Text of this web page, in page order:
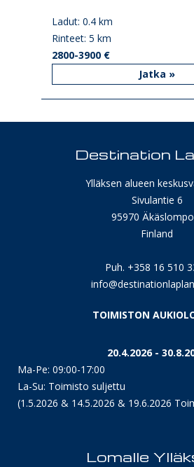
Ladut: 0.4 km
Rinteet: 5 km
2800-3900 €
Jatka »
Destination
Ylläksen alueen
Sivulantie 6
95970
Finland
Puh. +358 16 510
TOIMISTON
20.4.2026 -
Ma-Pe: 09:00-17:00
La-Su: Toimisto suljettu
(1.5.2026 & 14.5.2026 & 19.6.2026
Lomalle